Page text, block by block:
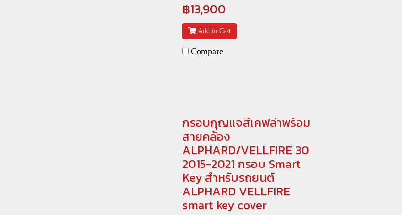
฿13,900
Add to Cart
Compare
กรอบกุญแจสีเคฟล่าพร้อม
สายคล้อง
ALPHARD/VELLFIRE 30
2015-2021 กรอบ Smart
Key สำหรับรถยนต์
ALPHARD VELLFIRE
smart key cover